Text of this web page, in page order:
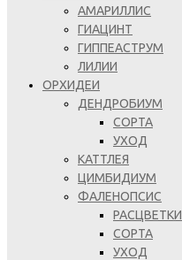
АМАРИЛЛИС
ГИАЦИНТ
ГИППЕАСТРУМ
ЛИЛИИ
ОРХИДЕИ
ДЕНДРОБИУМ
СОРТА
УХОД
КАТТЛЕЯ
ЦИМБИДИУМ
ФАЛЕНОПСИС
РАСЦВЕТКИ
СОРТА
УХОД